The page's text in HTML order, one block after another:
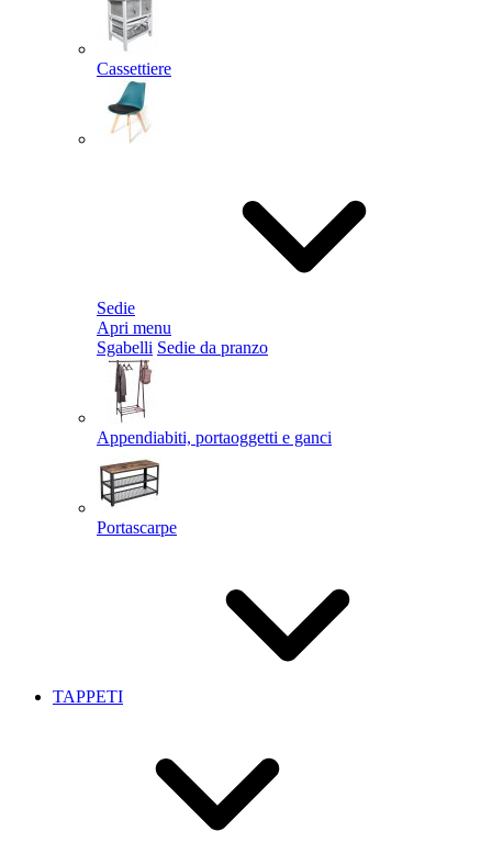
Cassettiere
Sedie
Apri menu
Sgabelli Sedie da pranzo
Appendiabiti, portaoggetti e ganci
Portascarpe
TAPPETI